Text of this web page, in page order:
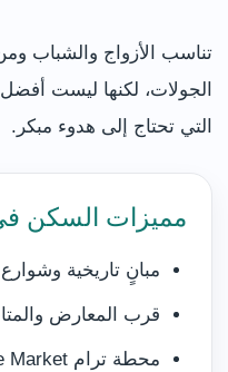
تناسب الأزواج والشباب ومن
الجولات، لكنها ليست أفضل
التي تحتاج إلى هدوء مبكر.
مميزات السكن
مبانٍ تاريخية
قرب المعارض
محطة ترام Lace Market داخل المنطقة.